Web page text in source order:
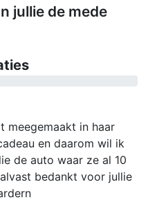
jullie de mede
meegemaakt in haar
en daarom wil ik
de auto waar ze al 10
bedankt voor jullie